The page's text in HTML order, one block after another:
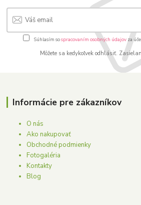
Súhlasím sospracovaním osobných údajov za
Môžete sa kedykoľvek odhlásiť.
Informácie pre zákazníkov
O nás
Ako nakupovať
Obchodné podmienky
Fotogaléria
Kontakty
Blog